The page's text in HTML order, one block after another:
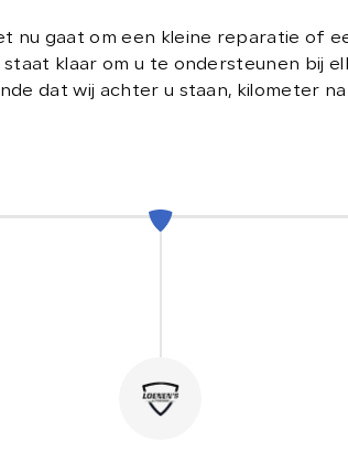
nu gaat om een kleine reparatie of
staat klaar om u te ondersteunen bij
dat wij achter u staan, kilometer